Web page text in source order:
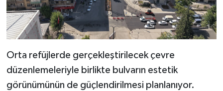
Orta refüjlerde gerçekleştirilecek çevre
düzenlemeleriyle birlikte bulvarın estetik
görünümünün de güçlendirilmesi planlanıyor.